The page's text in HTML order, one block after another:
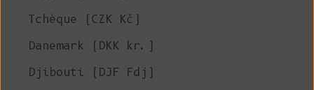
Tchèque (CZK Kč)
Danemark (DKK kr.)
Djibouti (DJF Fdj)